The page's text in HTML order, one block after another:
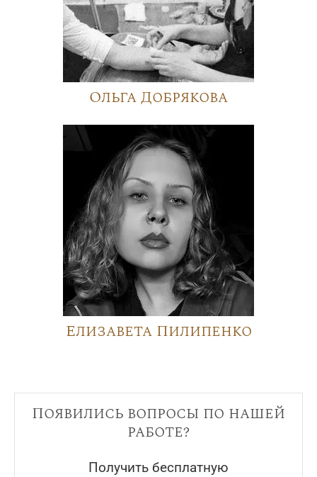
Ольга Добрякова
Елизавета Пилипенко
Появились вопросы по нашей
работе?
Получить бесплатную